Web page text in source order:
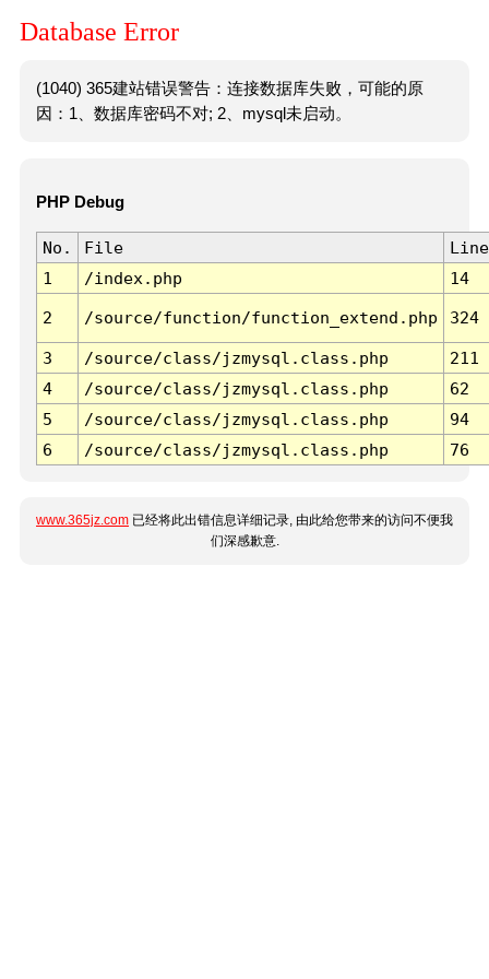
Database Error
(1040) 365建站错误警告：连接数据库失败，可能的原
因：1、数据库密码不对; 2、mysql未启动。
PHP Debug
No. File
Line
1
/index.php 14
2 /source/function/function_extend.php 324
3 /source/class/jzmysql.class.php
211
4
/source/class/jzmysql.class.php
62
5
/source/class/jzmysql.class.php
94
6
/source/class/jzmysql.class.php 76
www.365jz.com 已经将此出错信息详细记录, 由此给您带来的访问不便我
们深感歉意.